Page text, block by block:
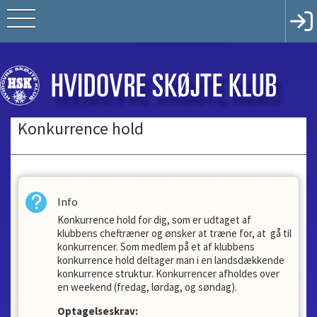
Konkurrence hold
Info
Konkurrence hold for dig, som er udtaget af
klubbens cheftræner og ønsker at træne for, at gå til
konkurrencer. Som medlem på et af klubbens
konkurrence hold deltager man i en landsdækkende
konkurrence struktur. Konkurrencer afholdes over
en weekend (fredag, lørdag, og søndag).
Optagelseskrav: